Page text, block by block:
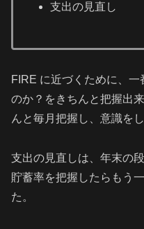
支出の見直し
FIRE に近づくために、
のか？をきちんと把握出
んと毎月把握し、意識を
支出の見直しは、年末の
貯蓄率を把握したらもう
た。